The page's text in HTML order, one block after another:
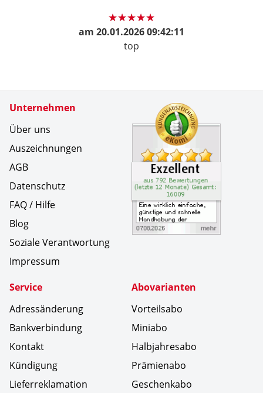
am 20.01.2026 09:42:11
top
Unternehmen
Über uns
Auszeichnungen
AGB
Datenschutz
FAQ / Hilfe
Blog
Soziale Verantwortung
Impressum
Service
Adressänderung
Bankverbindung
Kontakt
Kündigung
Lieferreklamation
Abovarianten
Vorteilsabo
Miniabo
Halbjahresabo
Prämienabo
Geschenkabo
Zertifikate